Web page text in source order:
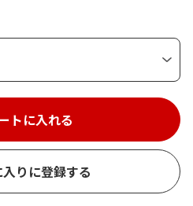
トに入れる
りに登録する